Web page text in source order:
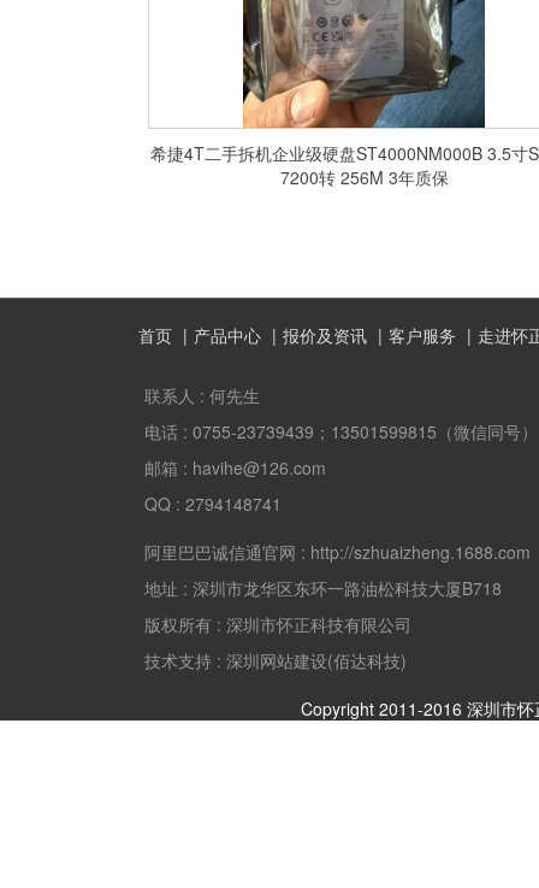
希捷4T二手拆机企业级硬盘ST4000NM000B 3.5寸
7200转 256M 3年质保
首页 产品中心 报价及资讯 客户服务 走进怀
联系人 : 何先生
电话 : 0755-23739439；13501599815（微信同号）
邮箱 : havihe@126.com
QQ : 2794148741
阿里巴巴诚信通官网 : http://szhuaizheng.1688.com
地址 : 深圳市龙华区东环一路油松科技大厦B718
版权所有 : 深圳市怀正科技有限公司
技术支持 : 深圳网站建设(佰达科技)
Copyright 2011-2016 深圳市